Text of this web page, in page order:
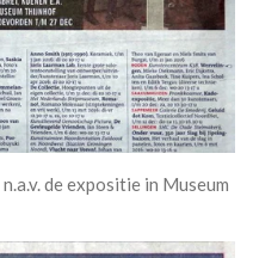
de expositie in Museum